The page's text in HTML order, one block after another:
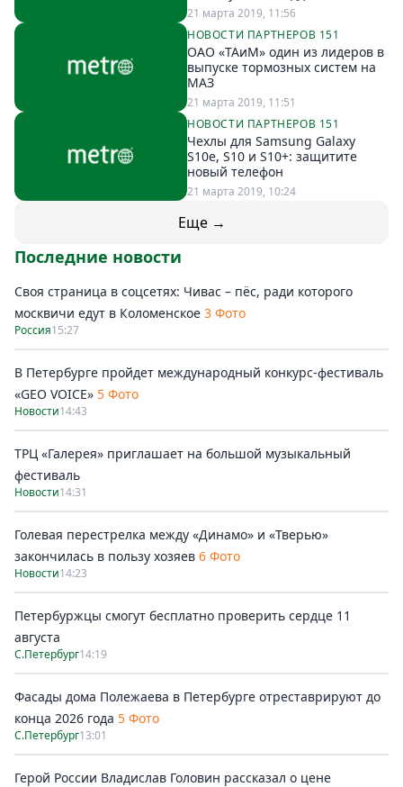
21 марта 2019, 11:56
НОВОСТИ ПАРТНЕРОВ 151
ОАО «ТАиМ» один из лидеров в
выпуске тормозных систем на
МАЗ
21 марта 2019, 11:51
НОВОСТИ ПАРТНЕРОВ 151
Чехлы для Samsung Galaxy
S10e, S10 и S10+: защитите
новый телефон
21 марта 2019, 10:24
Еще →
Последние новости
Своя страница в соцсетях: Чивас – пёс, ради которого
москвичи едут в Коломенское 3 Фото
Россия15:27
В Петербурге пройдет международный конкурс-фестиваль
«GEO VOICE» 5 Фото
Новости14:43
ТРЦ «Галерея» приглашает на большой музыкальный
фестиваль
Новости14:31
Голевая перестрелка между «Динамо» и «Тверью»
закончилась в пользу хозяев 6 Фото
Новости14:23
Петербуржцы смогут бесплатно проверить сердце 11
августа
С.Петербург14:19
Фасады дома Полежаева в Петербурге отреставрируют до
конца 2026 года 5 Фото
С.Петербург13:01
Герой России Владислав Головин рассказал о цене